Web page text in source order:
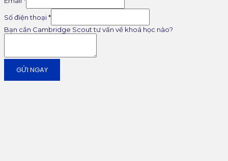
Số điện thoại*
Bạn cần Cambridge Scout tư vấn về khoá học nào?
GỬI NGAY